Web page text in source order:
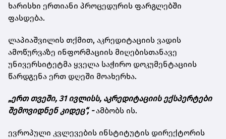
ხარისხი ერთიანი პროცედურის ფარგლებში
ფასდება.
ლაპიაშვილის თქმით, აკრედიტაციის ვადის
ამოწურვაზე ინფორმაციის მიღებისთანავე
უნივერსიტეტმა ყველა საჭირო დოკუმენტაციის
წარდგენა ერთ დღეში მოახერხა.
„ერთ თვეში, 31 ივლისს, აკრედიტაციის ექსპერტები
შემოვიდნენ კიდეც“, - ამბობს ის.
ევროპული კვლევების ინსტიტუტის დირექტორის